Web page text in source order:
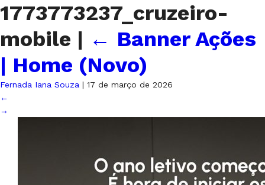
1773773237_cruzeiro-
mobile | ← Banner Ações
| Home (Novo)
Fernada Iana Souza | 17 de março de 2026
←
→